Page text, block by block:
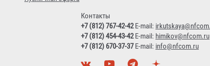
Контакты
+7 (812) 767-42-42E-mail:
+7 (812) 454-43-42E-mail: himikov@nfcom.ru
+7 (812) 670-37-37E-mail: info@nfcom.ru